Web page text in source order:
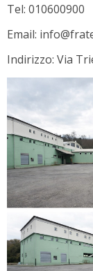
Tel: 010600900
Email:
Indirizzo: Via